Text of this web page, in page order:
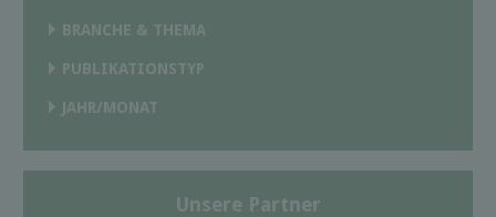
BRANCHE & THEMA
PUBLIKATIONSTYP
JAHR/MONAT
Unsere Partner